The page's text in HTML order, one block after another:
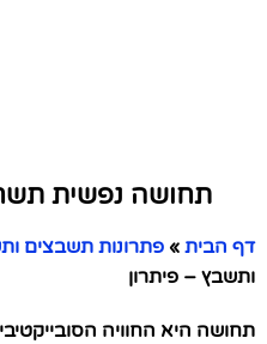
תחושה נפשית
דף הבית » פתרונות תשבצים
ותשבץ – פיתרון
תחושה היא החוויה